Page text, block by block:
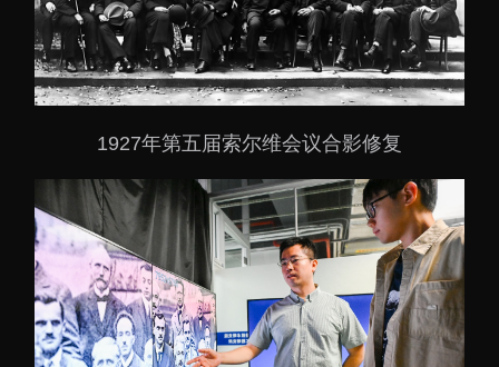
1927年第五届索尔维会议合影修复